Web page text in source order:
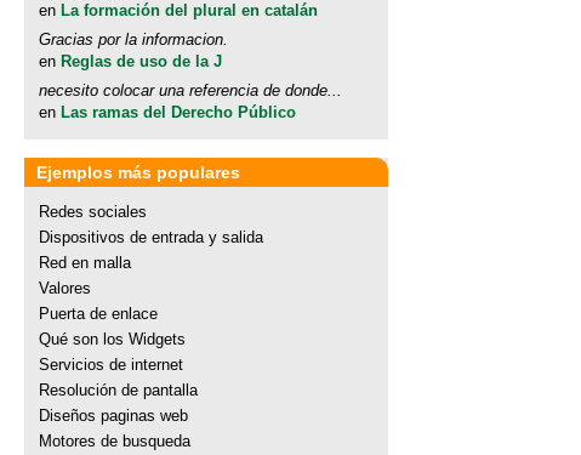
en La formación del plural en catalán
Gracias por la informacion.
en Reglas de uso de la J
necesito colocar una referencia de donde...
en Las ramas del Derecho Público
Ejemplos más populares
Redes sociales
Dispositivos de entrada y salida
Red en malla
Valores
Puerta de enlace
Qué son los Widgets
Servicios de internet
Resolución de pantalla
Diseños paginas web
Motores de busqueda